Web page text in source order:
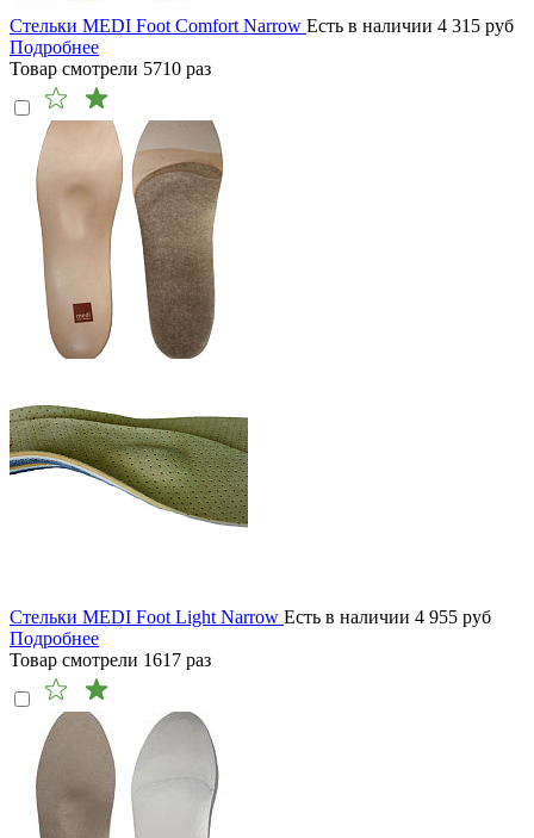
Стельки MEDI Foot Comfort Narrow Есть в наличии 4 315 руб
Подробнее
Товар смотрели 5710 раз
Стельки MEDI Foot Light Narrow Есть в наличии 4 955 руб
Подробнее
Товар смотрели 1617 раз